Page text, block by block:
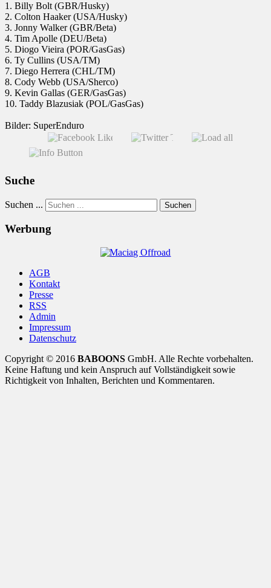
1. Billy Bolt (GBR/Husky)
2. Colton Haaker (USA/Husky)
3. Jonny Walker (GBR/Beta)
4. Tim Apolle (DEU/Beta)
5. Diogo Vieira (POR/GasGas)
6. Ty Cullins (USA/TM)
7. Diego Herrera (CHL/TM)
8. Cody Webb (USA/Sherco)
9. Kevin Gallas (GER/GasGas)
10. Taddy Blazusiak (POL/GasGas)
Bilder: SuperEnduro
Suche
Suchen ... Suchen
Werbung
AGB
Kontakt
Presse
RSS
Admin
Impressum
Datenschutz
Copyright © 2016 BABOONS GmbH. Alle Rechte vorbehalten.
Keine Haftung und kein Anspruch auf Vollständigkeit sowie
Richtigkeit von Inhalten, Berichten und Kommentaren.